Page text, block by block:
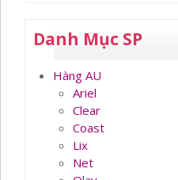
Danh Mục SP
Hàng AU
Ariel
Clear
Coast
Lix
Net